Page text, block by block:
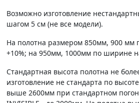
Возможно изготовление
шагом 5 см (не все модели).
На полотна размером 850мм, 900 мм
+10%; на 950мм, 1000мм по ширине
Стандартная высота полотна не
изготовление не стандарта по
выше 2600мм при стандартном